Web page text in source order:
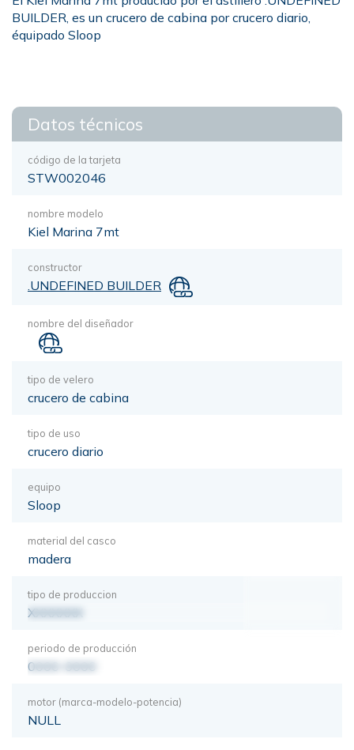
BUILDER, es un crucero de cabina por crucero diario,
équipado Sloop
Datos técnicos
código de la tarjeta
STW002046
nombre modelo
Kiel Marina 7mt
constructor
.UNDEFINED BUILDER
nombre del diseñador
tipo de velero
crucero de cabina
tipo de uso
crucero diario
equipo
Sloop
material del casco
madera
tipo de produccion
XXXXXXX
periodo de producción
0000-0000
motor (marca-modelo-potencia)
NULL